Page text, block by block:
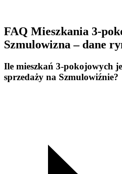
FAQ Mieszkania 3-
Szmulowizna – dane
Ile mieszkań 3-pokojowych
sprzedaży na Szmulowiźnie?